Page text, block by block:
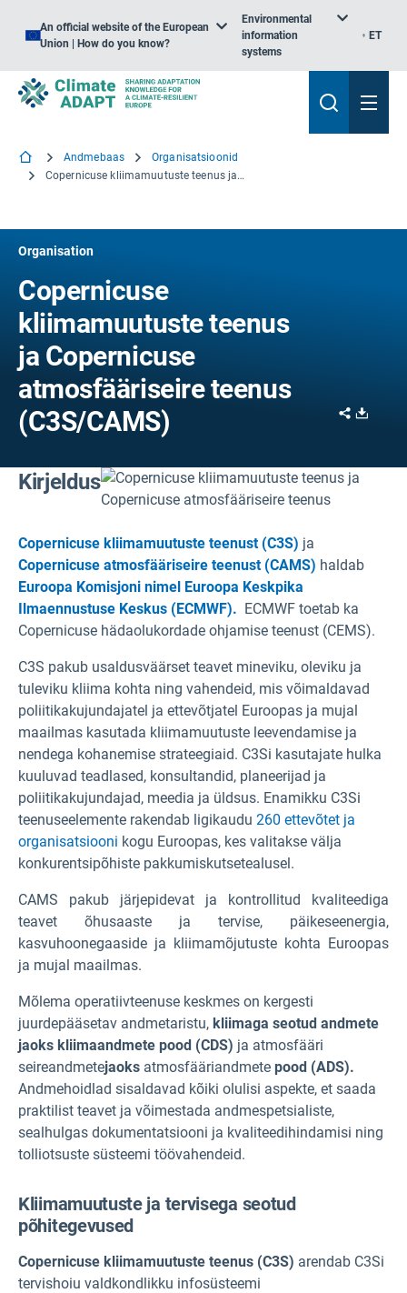
An official website of the European
Union | How do you know?
Environmental
information
systems
ET
Andmebaas
Organisatsioonid
Copernicuse kliimamuutuste teenus ja Copernicuse atmosfääriseire teenus
Organisation
Copernicuse
kliimamuutuste teenus
ja Copernicuse
atmosfääriseire teenus
(C3S/CAMS)
Share
Kirjeldus
Copernicuse kliimamuutuste teenust (C3S) ja
Copernicuse atmosfääriseire teenust (CAMS) haldab
Euroopa Komisjoni nimel Euroopa Keskpika
Ilmaennustuse Keskus (ECMWF). ECMWF toetab ka
Copernicuse hädaolukordade ohjamise teenust (CEMS).
C3S pakub usaldusväärset teavet mineviku, oleviku ja
tuleviku kliima kohta ning vahendeid, mis võimaldavad
poliitikakujundajatel ja ettevõtjatel Euroopas ja mujal
maailmas kasutada kliimamuutuste leevendamise ja
nendega kohanemise strateegiaid. C3Si kasutajate hulka
kuuluvad teadlased, konsultandid, planeerijad ja
poliitikakujundajad, meedia ja üldsus. Enamikku C3Si
teenuseelemente rakendab ligikaudu 260 ettevõtet ja
organisatsiooni kogu Euroopas, kes valitakse välja
konkurentsipõhiste pakkumiskutsetealusel.
CAMS pakub järjepidevat ja kontrollitud kvaliteediga
teavet õhusaaste ja tervise, päikeseenergia,
kasvuhoonegaaside ja kliimamõjutuste kohta Euroopas
ja mujal maailmas.
Mõlema operatiivteenuse keskmes on kergesti
juurdepääsetav andmetaristu, kliimaga seotud andmete
jaoks kliimaandmete pood (CDS) ja atmosfääri
seireandmetejaoks atmosfääriandmete pood (ADS).
Andmehoidlad sisaldavad kõiki olulisi aspekte, et saada
praktilist teavet ja võimestada andmespetsialiste,
sealhulgas dokumentatsiooni ja kvaliteedihindamisi ning
tolliotsuste süsteemi töövahendeid.
Kliimamuutuste ja tervisega seotud
põhitegevused
Copernicuse kliimamuutuste teenus (C3S) arendab C3Si
tervishoiu valdkondlikku infosüsteemi